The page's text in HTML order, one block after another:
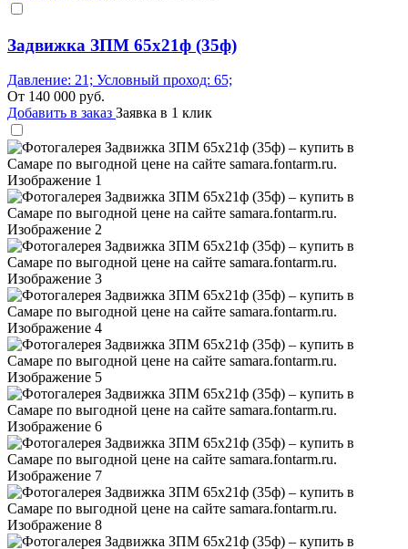
Задвижка ЗПМ 65х21ф (35ф)
Давление: 21; Условный проход: 65;
От 140 000 руб.
Добавить в заказ Заявка в 1 клик